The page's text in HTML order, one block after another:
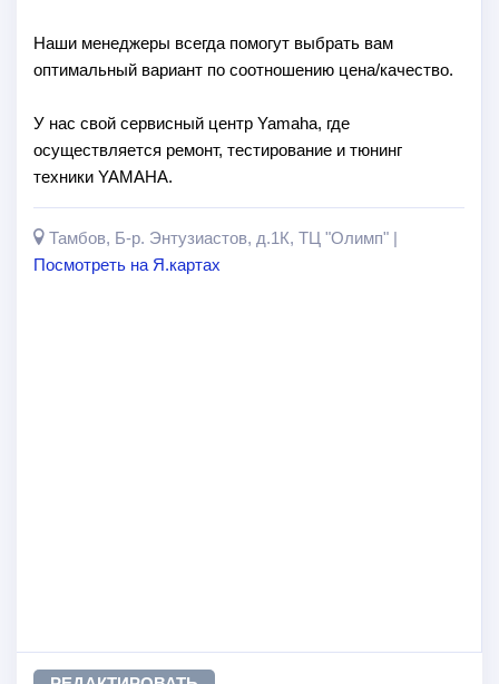
Наши менеджеры всегда помогут выбрать вам
оптимальный вариант по соотношению цена/качество.
У нас свой сервисный центр Yamaha, где
осуществляется ремонт, тестирование и тюнинг
техники YAMAHA.
Тамбов, Б-р. Энтузиастов, д.1К, ТЦ "Олимп" |
Посмотреть на Я.картах